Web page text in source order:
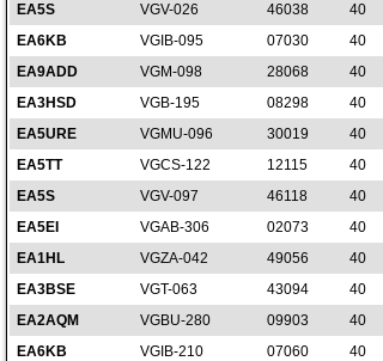
EA5S
VGV-026 46038 40
EA6KB
VGIB-095 07030 40
EA9ADD
VGM-098 28068 40
EA3HSD
VGB-195 08298 40
EA5URE
VGMU-096 30019 40
EA5TT
VGCS-122 12115 40
EA5S
VGV-097 46118 40
EA5EI
VGAB-306 02073 40
EA1HL
VGZA-042 49056 40
EA3BSE
VGT-063 43094 40
EA2AQM
VGBU-280 09903 40
EA6KB
VGIB-210 07060 40